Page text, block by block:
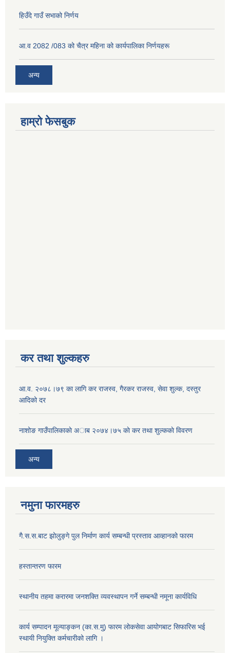
हिउँदे गाउँ सभाको निर्णय
आ.व 2082 /083 को चैत्र महिना को कार्यपालिका निर्णयहरू
अन्य
हाम्रो फेसबुक
कर तथा शुल्कहरु
आ‍.व. २०७८।७९ का लागि कर राजस्व, गैरकर राजस्व, सेवा शुल्क, दस्तुर
आदिको दर
नाशोङ गाउँपालिकाकाे अा‍ब‍ २०७४।७५ काे कर तथा शुल्ककाे विवरण
अन्य
नमुना फारमहरु
गै.स.स.बाट झोलुङ्गे पुल निर्माण कार्य सम्बन्धी प्रस्ताव आव्हानको फारम
हस्तान्तरण फारम
स्थानीय तहमा करारमा जनशक्ति व्यवस्थापन गर्ने सम्बन्धी नमूना कार्यविधि
कार्य सम्पादन मूल्याङ्कन (का.स.मु) फारम लोकसेवा आयोगबाट सिफारिस भई
स्थायी नियुक्ति कर्मचारीको लागि ।